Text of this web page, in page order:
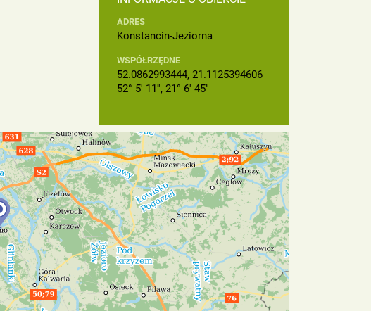
ADRES
Konstancin-Jeziorna
WSPÓŁRZĘDNE
52.0862993444, 21.1125394606
52° 5' 11'', 21° 6' 45''